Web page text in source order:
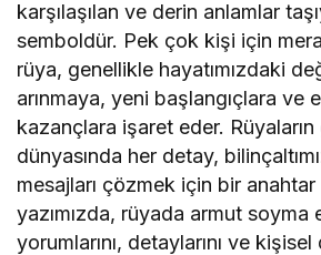
karşılaşılan ve derin anlamlar
semboldür. Pek çok kişi için
rüya, genellikle hayatımızdaki
arınmaya, yeni başlangıçlara ve
kazançlara işaret eder. Rüyaların
dünyasında her detay,
mesajları çözmek için bir
yazımızda, rüyada armut soyma
yorumlarını, detaylarını ve